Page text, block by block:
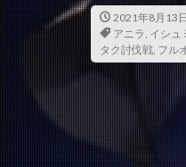
2021年8月13日
アニラ, イシュ
タク討伐戦, フル